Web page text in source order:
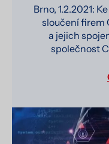
Brno, 1.2.2021:
sloučení firem
a jejich
společnost